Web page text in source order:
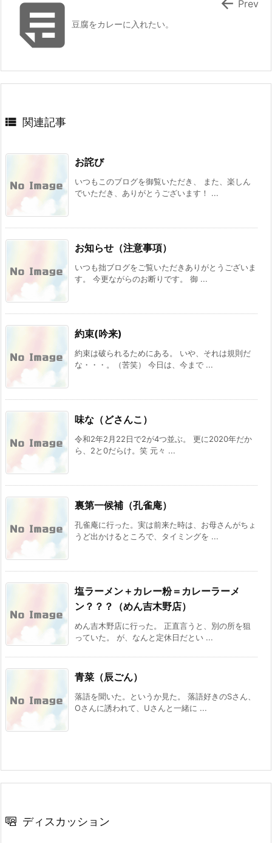
豆腐をカレーに入れたい。
Prev
 関連記事
お詫び
いつもこのブログを御覧いただき、 また、楽しん
でいただき、ありがとうございます！ ...
お知らせ（注意事項）
いつも拙ブログをご覧いただきありがとうございま
す。 今更ながらのお断りです。 御 ...
約束(吟来)
約束は破られるためにある。 いや、それは規則だ
な・・・。（苦笑） 今日は、今まで ...
味な（どさんこ）
令和2年2月22日で2が4つ並ぶ。 更に2020年だか
ら、2と0だらけ。笑 元々 ...
裏第一候補（孔雀庵）
孔雀庵に行った。実は前来た時は、お母さんがちょ
うど出かけるところで、タイミングを ...
塩ラーメン＋カレー粉＝カレーラーメ
ン？？？（めん吉木野店）
めん吉木野店に行った。 正直言うと、別の所を狙
っていた。 が、なんと定休日だとい ...
青菜（辰ごん）
落語を聞いた。というか見た。 落語好きのSさん、
Oさんに誘われて、Uさんと一緒に ...
ディスカッション